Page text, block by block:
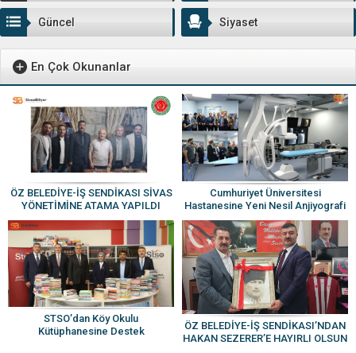
Güncel Siyaset
En Çok Okunanlar
ÖZ BELEDİYE-İŞ SENDİKASI SİVAS
YÖNETİMİNE ATAMA YAPILDI
Cumhuriyet Üniversitesi
Hastanesine Yeni Nesil Anjiyografi
Cihazı
STSO’dan Köy Okulu
Kütüphanesine Destek
ÖZ BELEDİYE-İŞ SENDİKASI’NDAN
HAKAN SEZERER’E HAYIRLI OLSUN